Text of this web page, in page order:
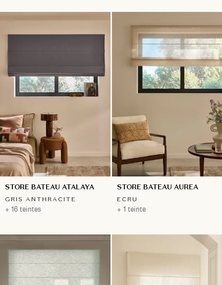
STORE BATEAU ATALAYA
GRIS ANTHRACITE
+ 16 teintes
STORE BATEAU AUREA
ECRU
+ 1 teinte